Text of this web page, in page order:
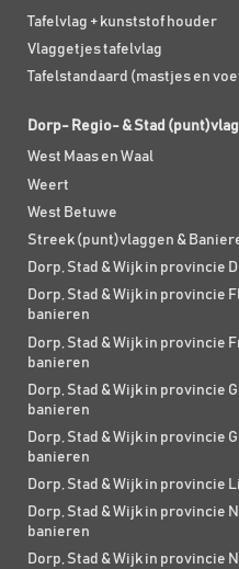
Tafelvlag + kunststof houder
Vlaggetjes tafelvlag
Tafelstandaard (mastjes en
Dorp- Regio- & Stad
West Maas en Waal
Weert
West Betuwe
Streek (punt)vlaggen &
Dorp, Stad & Wijk in provincie
Dorp, Stad & Wijk in provincie
banieren
Dorp, Stad & Wijk in provincie
banieren
Dorp, Stad & Wijk in provincie
banieren
Dorp, Stad & Wijk in provincie
banieren
Dorp, Stad & Wijk in provincie
Dorp, Stad & Wijk in provincie
banieren
Dorp, Stad & Wijk in provincie